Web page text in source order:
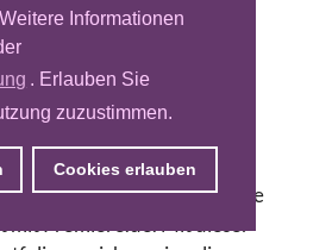
Informationen
. Erlauben Sie
zuzustimmen.
Cookies erlauben
Werbeformen und
zur Verfügung stellen.
bereits das
giga.de.
uns eine besonders
alle Beteiligten sehr positive